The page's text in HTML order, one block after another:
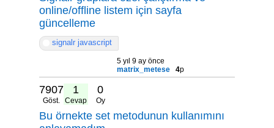
online/offline listem için sayfa
güncelleme
signalr javascript
5 yıl 9 ay önce
matrix_metese
4p
7907
Göst.
1
Cevap
0
Oy
Bu örnekte set metodunun kullanımını